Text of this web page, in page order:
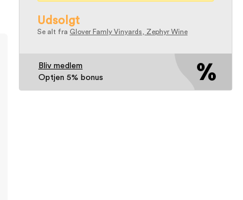
Udsolgt
Se alt fra Glover Famly Vinyards, Zephyr Wine
Bliv medlem
Optjen 5% bonus